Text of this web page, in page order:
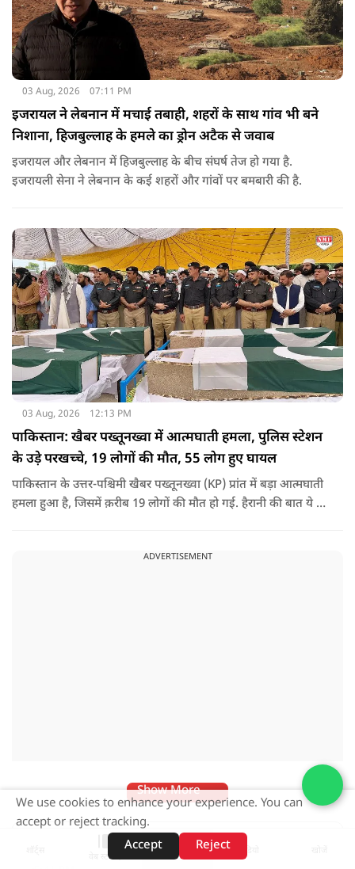
03 Aug, 2026 07:11 PM
इजरायल ने लेबनान में मचाई तबाही, शहरों के साथ गांव भी बने
निशाना, हिजबुल्लाह के हमले का ड्रोन अटैक से जवाब
इजरायल और लेबनान में हिजबुल्लाह के बीच संघर्ष तेज हो गया है.
इजरायली सेना ने लेबनान के कई शहरों और गांवों पर बमबारी की है.
03 Aug, 2026 12:13 PM
पाकिस्तान: खैबर पख्तूनख्वा में आत्मघाती हमला, पुलिस स्टेशन
के उड़े परखच्चे, 19 लोगों की मौत, 55 लोग हुए घायल
पाकिस्तान के उत्तर-पश्चिमी खैबर पख्तूनख्वा (KP) प्रांत में बड़ा आत्मघाती
हमला हुआ है, जिसमें क़रीब 19 लोगों की मौत हो गई. हैरानी की बात ये है
ADVERTISEMENT
Show More
वेब स्टोरीज़
We use cookies to enhance your experience. You can
accept or reject tracking.
Accept
Reject